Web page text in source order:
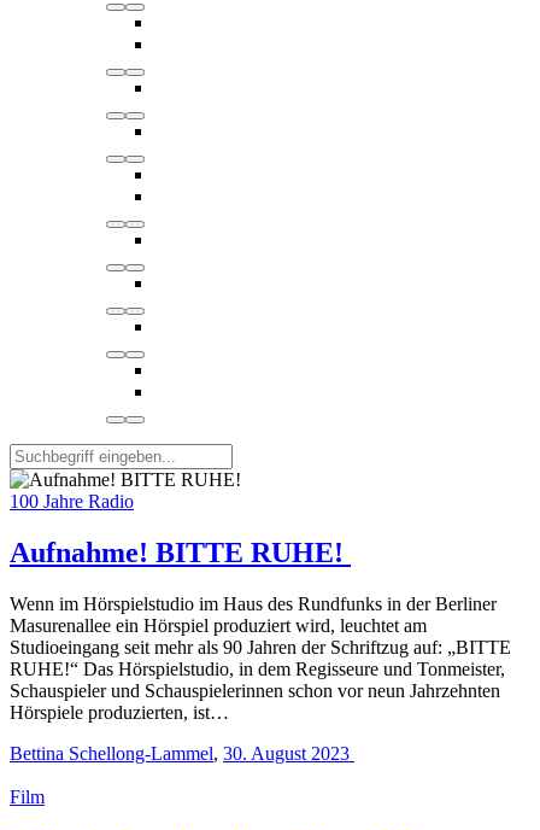
100 Jahre Radio
Aufnahme! BITTE RUHE!
Wenn im Hörspielstudio im Haus des Rundfunks in der Berliner
Masurenallee ein Hörspiel produziert wird, leuchtet am
Studioeingang seit mehr als 90 Jahren der Schriftzug auf: „BITTE
RUHE!“ Das Hörspielstudio, in dem Regisseure und Tonmeister,
Schauspieler und Schauspielerinnen schon vor neun Jahrzehnten
Hörspiele produzierten, ist…
Bettina Schellong-Lammel, 30. August 2023
Film